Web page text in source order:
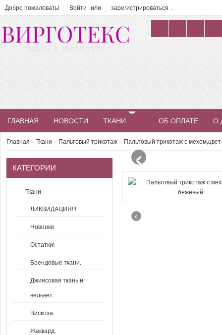
Добро пожаловать! Войти или зарегистрироваться .
ГЛАВНАЯ НОВОСТИ ТКАНИ ОБ ОПЛАТЕ О
Главная » Ткани » Пальтовый трикотаж » Пальтовый трикотаж с
КАТЕГОРИИ
Ткани
ЛИКВИДАЦИЯ!!!
Новинки
Остатки!
Брендовые ткани.
Джинсовая ткань и
вельвет.
Вискоза.
Жаккард.
‹
‹